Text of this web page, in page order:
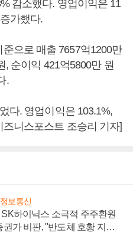
감소했다. 영업이익은 11
가했다.
으로 매출 7657억1200만
, 순이익 421억5800만 원
.
다. 영업이익은 103.1%,
니스포스트 조승리 기자]
보통신
하이닉스 소극적 주주환원
권가 비판, "반도체 호황 지속